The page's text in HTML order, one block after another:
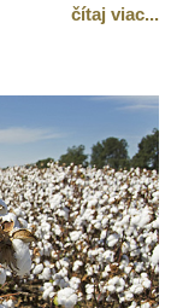
čítaj viac...